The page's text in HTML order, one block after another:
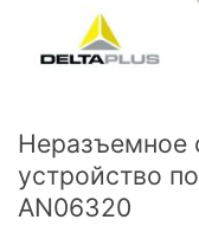
Неразъемное
устройство
AN06320